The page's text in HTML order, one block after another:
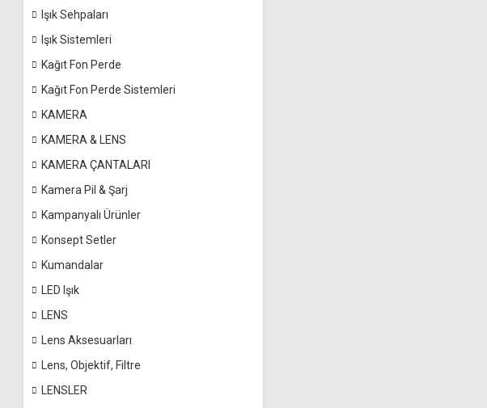
Işık Sehpaları
Işık Sistemleri
Kağıt Fon Perde
Kağıt Fon Perde Sistemleri
KAMERA
KAMERA & LENS
KAMERA ÇANTALARI
Kamera Pil & Şarj
Kampanyalı Ürünler
Konsept Setler
Kumandalar
LED Işık
LENS
Lens Aksesuarları
Lens, Objektif, Filtre
LENSLER